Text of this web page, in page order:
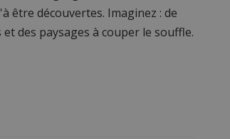
être découvertes. Imaginez : de
des paysages à couper le souffle.